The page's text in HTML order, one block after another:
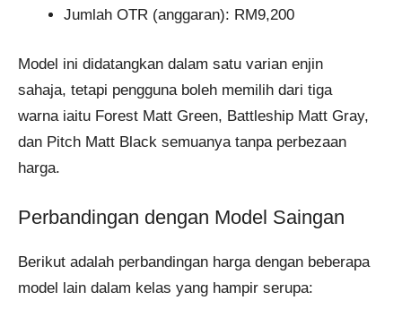
Jumlah OTR (anggaran): RM9,200
Model ini didatangkan dalam satu varian enjin
sahaja, tetapi pengguna boleh memilih dari tiga
warna iaitu Forest Matt Green, Battleship Matt Gray,
dan Pitch Matt Black semuanya tanpa perbezaan
harga.
Perbandingan dengan Model Saingan
Berikut adalah perbandingan harga dengan beberapa
model lain dalam kelas yang hampir serupa: